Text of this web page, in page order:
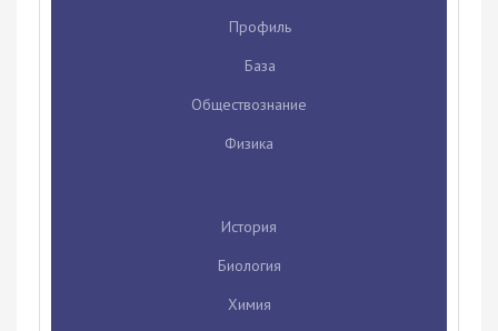
Профиль
База
Обществознание
Физика
История
Биология
Химия